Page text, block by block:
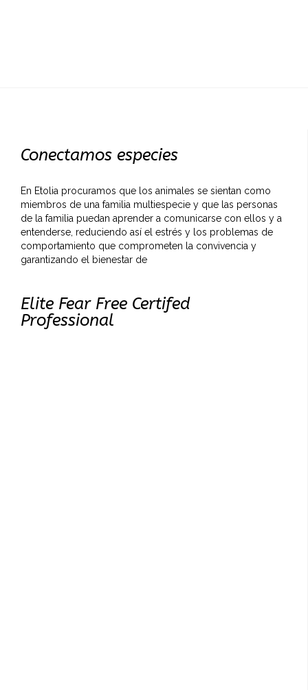
Conectamos especies
En Etolia procuramos que los animales se sientan como
miembros de una familia multiespecie y que las personas
de la familia puedan aprender a comunicarse con ellos y a
entenderse, reduciendo así el estrés y los problemas de
comportamiento que comprometen la convivencia y
garantizando el bienestar de
Elite Fear Free Certifed
Professional